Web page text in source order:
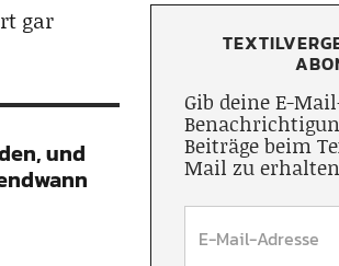
gar
und
Gib deine E-
Beiträge beim
Mail zu